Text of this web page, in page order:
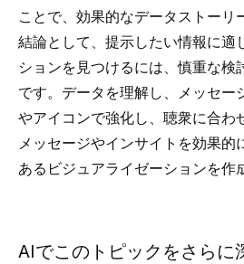
ことで、効果的なデータストーリ
結論として、提示したい情報に適
ションを見つけるには、慎重な検
です。データを理解し、メッセー
やアイコンで強化し、聴衆に合わ
メッセージやインサイトを効果的
あるビジュアライゼーションを作
AIでこのトピックをさらに